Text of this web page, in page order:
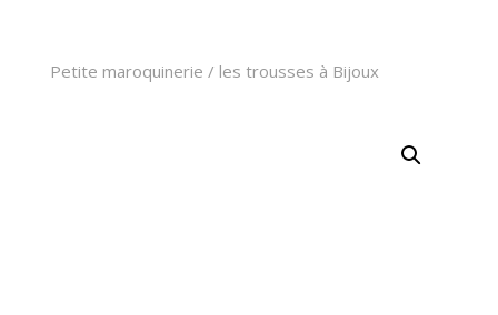
Petite maroquinerie / les trousses à Bijoux